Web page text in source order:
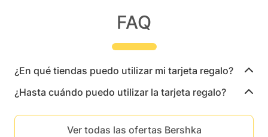
FAQ
¿En qué tiendas puedo utilizar mi tarjeta regalo?
¿Hasta cuándo puedo utilizar la tarjeta regalo?
Ver todas las ofertas Bershka